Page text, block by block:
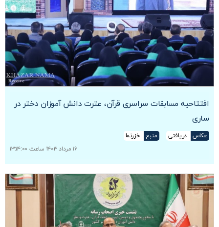
افتتاحیه مسابقات سراسری قرآن، عترت دانش آموزان دختر در
ساری
عکاس دریافتی منبع
خزرنما
۱۶ مرداد ۱۴۰۳ ساعت ۱۳:۱۴:۰۰